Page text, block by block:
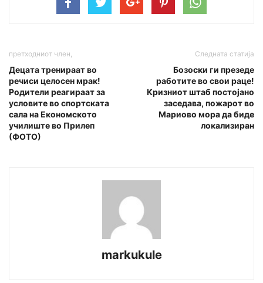
претходниот член,
Децата тренираат во
речиси целосен мрак!
Родители реагираат за
условите во спортската
сала на Економското
училиште во Прилеп
(ФОТО)
Следната статија
Бозоски ги презеде
работите во свои раце!
Кризниот штаб постојано
заседава, пожарот во
Мариово мора да биде
локализиран
markukule